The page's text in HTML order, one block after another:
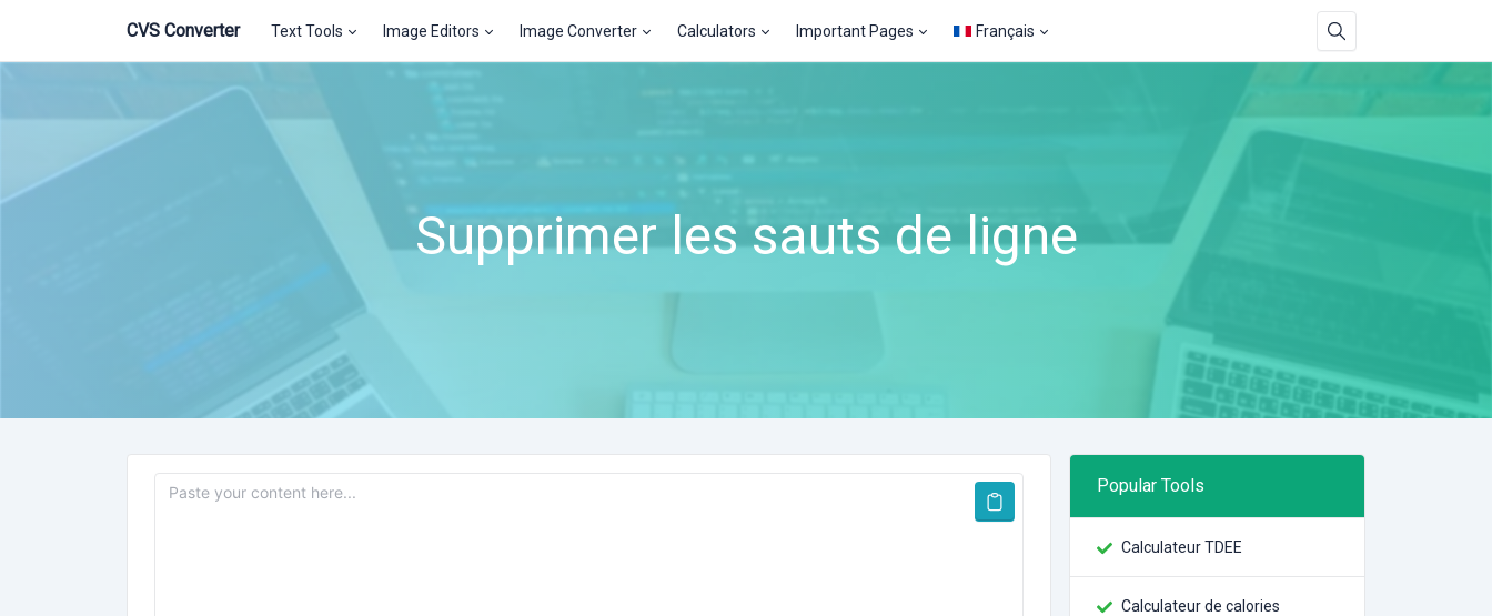
CVS Converter Text Tools Image Editors Image Converter Calculators Important Pages Français
Supprimer les sauts de ligne
Popular Tools
Calculateur TDEE
Calculateur de calories